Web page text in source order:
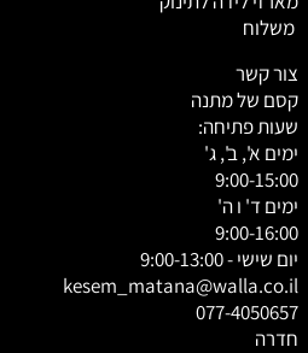
משלוח
צור קשר
קסם של מתנה
שעות פתיחה:
ימים א', ב', ג'
9:00-15:00
ימים ד' ו ה'
9:00-16:00
יום שישי - 9:00-13:00
kesem_matana@walla.co.il
077-4050657
חדרה